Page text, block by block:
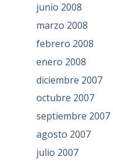
junio 2008
marzo 2008
febrero 2008
enero 2008
diciembre 2007
octubre 2007
septiembre 2007
agosto 2007
julio 2007